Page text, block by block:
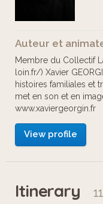
Ce parcours
Ville au Loin
Georgin a été
Ile-de-France
régionale à
culturelle
La Ville au
Auteur et
Membre du Collectif
loin.fr/) Xavier
histoires familiales et
met en son et en
www.xaviergeorgin.fr
View profile
Itinerary